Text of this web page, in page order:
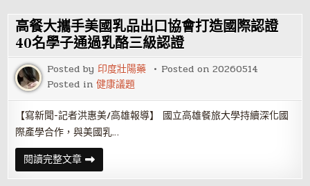
物
你
愛
吃
嗎？
高餐大攜手美國乳品出口協會打造國際認證
40名學子通過乳酪三級認證
Posted by 印度壯陽藥 Posted on20260514
Posted in健康議題
【寫新聞-記者洪惠美/高雄報導】 國立高雄餐旅大學持續深化國
際產學合作，與美國乳…
閱讀完整文章高
餐
大